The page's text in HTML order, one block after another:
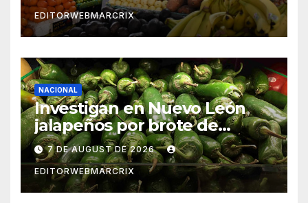
EDITORWEBMARCRIX
NACIONAL
Investigan en Nuevo León
jalapeños por brote de
salmonela en Estados Unidos
7 DE AUGUST DE 2026
EDITORWEBMARCRIX